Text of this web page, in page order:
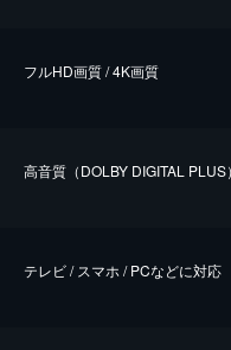
フルHD画質 / 4K画質
⾼⾳質（DOLBY DIGITAL PLUS）
テレビ / スマホ / PCなどに対応